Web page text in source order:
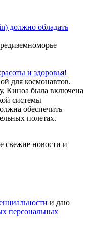
должно обладать
и здоровья!
для космонавтов.
Киноа была включена
системы
обеспечить
полетах.
свежие новости и
и даю
персональных